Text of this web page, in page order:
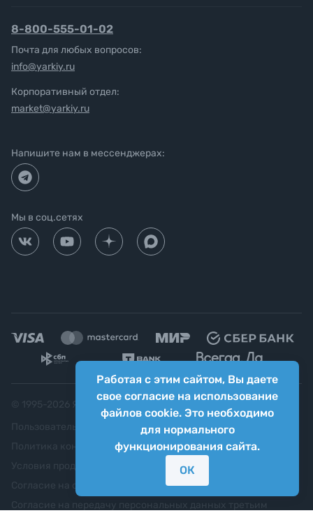
Работая с этим сайтом, Вы даете
свое согласие на использование
файлов cookie. Это необходимо
для нормального
функционирования сайта.
ОК
8-800-555-01-02
Почта для любых вопросов:
info@yarkiy.ru
Корпоративный отдел:
market@yarkiy.ru
Напишите нам в мессенджерах:
Мы в соц.сетях
Яркий фотомаркет ("Яркий Мир")
Пользовательское соглашение
Политика конфиденциальности
Согласие на обработку персональных данных
Согласие на передачу персональных данных третьим